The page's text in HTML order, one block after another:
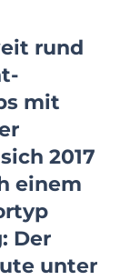
rund
mit
2017
einem
Der
unter